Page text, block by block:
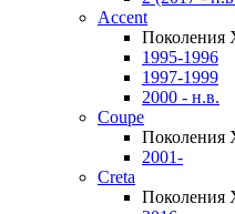
Accent
Поколения
1995-1996
1997-1999
2000 - н.в.
Coupe
Поколения
2001-
Creta
Поколения